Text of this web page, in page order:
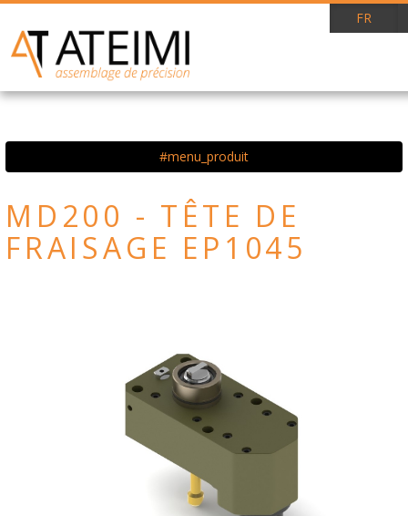
FR
#menu_produit
MD200 - TÊTE DE
FRAISAGE EP1045